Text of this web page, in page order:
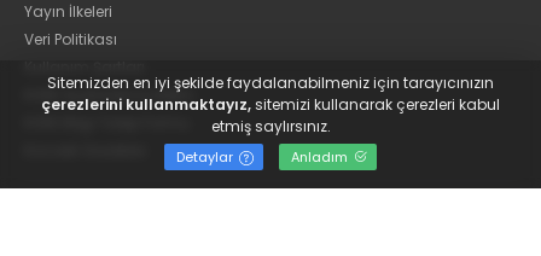
Yayın İlkeleri
Veri Politikası
KVKK Aydınlatma Metni
Sitemizden en iyi şekilde faydalanabilmeniz için tarayıcınızın
çerezlerini kullanmaktayız,sitemizi kullanarak çerezleri kabul
etmiş saylırsınız.
Detaylar Anladım